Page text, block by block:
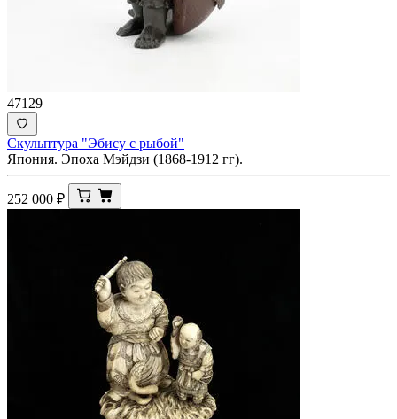
47129
Скульптура "Эбису с рыбой"
Япония. Эпоха Мэйдзи (1868-1912 гг).
252 000 ₽